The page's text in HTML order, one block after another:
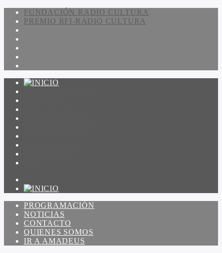
FUNDACIÓN RADIO CULTURA
PREMIO RFI-RADIO CULTURA
PROGRAMACIÓN
NOTICIAS
CONTACTO
QUIENES SOMOS
IR A AMADEUS